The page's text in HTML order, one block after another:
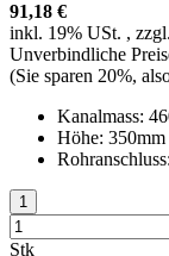
91,18 €
inkl. 19% USt. , zzgl.
Unverbindliche
(Sie sparen 20%,
Kanalmass:
Höhe: 350mm
Stk